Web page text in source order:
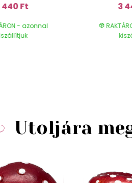
440 Ft
- azonnal
3
Utoljára